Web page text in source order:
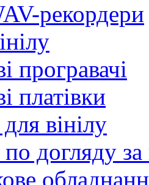
рекордери
програвачі
платівки
вінілу
догляду за